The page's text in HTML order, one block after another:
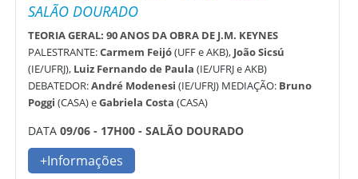
SALÃO DOURADO
TEORIA GERAL: 90 ANOS DA OBRA DE J.M. KEYNES
PALESTRANTE:Carmem Feijó(UFF e AKB),João Sicsú
(IE/UFRJ), Luiz Fernando de Paula (IE/UFRJ e AKB)
DEBATEDOR:André Modenesi (IE/UFRJ) MEDIAÇÃO: Bruno
Poggi (CASA) eGabriela Costa (CASA)
DATA09/06 - 17H00 - SALÃO DOURADO
+Informações